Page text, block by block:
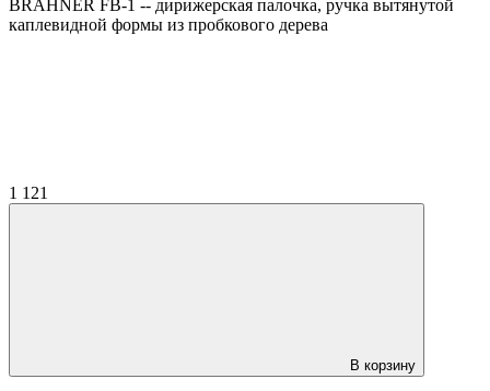
BRAHNER FB-1 -- дирижерская палочка, ручка вытянутой
каплевидной формы из пробкового дерева
1 121
В корзину